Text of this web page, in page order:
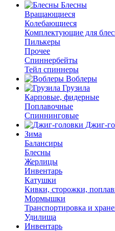
Блесны
Вращающиеся
Колебающиеся
Комплектующие для
Пилькеры
Прочее
Спиннербейты
Тейл спиннеры
Воблеры
Грузила
Карповые, фидерные
Поплавочные
Спиннинговые
Джиг-
Зима
Балансиры
Блесны
Жерлицы
Инвентарь
Катушки
Кивки, сторожки,
Мормышки
Транспортировка и
Удилища
Инвентарь